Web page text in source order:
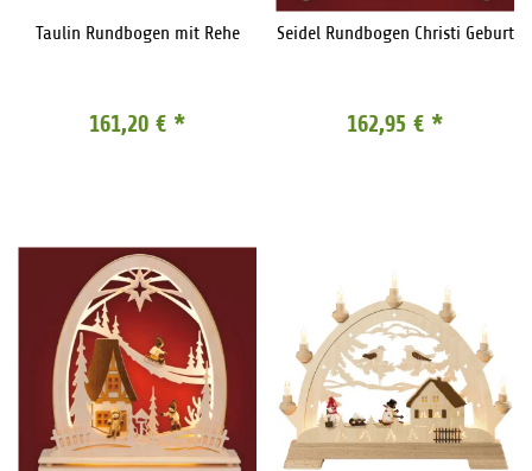
Taulin Rundbogen mit Rehe
161,20 € *
Seidel Rundbogen Christi Geburt
162,95 € *